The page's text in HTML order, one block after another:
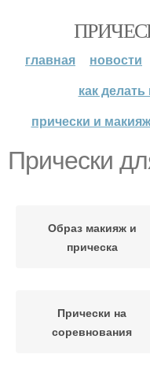
главная новости
как
прически и
Прически
Образ макияж и
прическа
Прически на
соревнования